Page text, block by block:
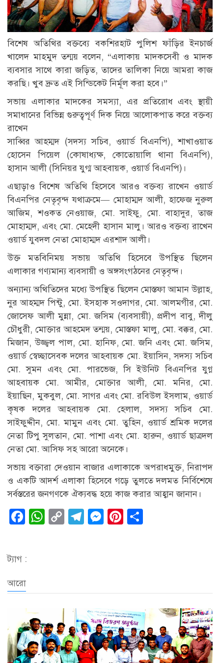
বিশেষ অতিথির বক্তব্যে বকশিরহাট পুলিশ ফাঁড়ির ইনচার্জ
খালেদ মাহমুদ তন্ময় বলেন, “এলাকায় মাদকসেবী ও মাদক
ব্যবসার সাথে কারা জড়িত, তাদের তালিকা নিয়ে আমরা কাজ
করছি। খুব দ্রুত এই সিন্ডিকেট নির্মূল করা হবে।”
সভায় এলাকার মাদকের সমস্যা, এর প্রতিরোধ এবং স্থায়ী
সমাধানের বিভিন্ন গুরুত্বপূর্ণ দিক নিয়ে আলোকপাত করে বক্তব্য
রাখেন
সাব্বির আহম্মদ (সদস্য সচিব, ওয়ার্ড বিএনপি), শাখাওয়াত
হোসেন পিয়েল (কোষাধ্যক্ষ, কোতোয়ালি থানা বিএনপি),
হাসান আলী (সিনিয়র যুগ্ম আহবায়ক, ওয়ার্ড বিএনপি)।
এছাড়াও বিশেষ অতিথি হিসেবে আরও বক্তব্য রাখেন ওয়ার্ড
বিএনপির নেতৃবৃন্দ যথাক্রমে— মোহাম্মদ আলী, হাফেজ নুরুল
আজিম, শওকত নেওয়াজ, মো. সাইফু, মো. বাহাদুর, তাজ
মোহাম্মদ, এবং মো. মেহেদী হাসান মালু। আরও বক্তব্য রাখেন
ওয়ার্ড যুবদল নেতা মোহাম্মদ এরশাদ আলী।
উক্ত মতবিনিময় সভায় অতিথি হিসেবে উপস্থিত ছিলেন
এলাকার গণ্যমান্য ব্যবসায়ী ও অঙ্গসংগঠনের নেতৃবৃন্দ।
অন্যান্য অথিতিদের মধ্যে উপস্থিত ছিলেন মোস্তফা আমান উল্লাহ,
নুর আহম্মদ পিন্টু, মো. ইসহাক সওদাগর, মো. আলমগীর, মো.
জোসেফ আলী মুন্না, মো. জসিম (ব্যবসায়ী), প্রদীপ বাবু, দীলু
চৌধুরী, মোক্তার আহমেদ তন্ময়, মোস্তফা মালু, মো. বক্কর, মো.
মিজান, উজ্জ্বল পাল, মো. হানিফ, মো. জনি এবং মো. জসিম,
ওয়ার্ড স্বেচ্ছাসেবক দলের আহবায়ক মো. ইয়াসিন, সদস্য সচিব
মো. সুমন এবং মো. পারভেজ, সি ইউনিট বিএনপির যুগ্ন
আহবায়ক মো. আমীর, মোক্তার আলী, মো. মনির, মো.
ইয়াছিন, মুকবুল, মো. সাগর এবং মো. রবিউল ইসলাম, ওয়ার্ড
কৃষক দলের আহবায়ক মো. হেলাল, সদস্য সচিব মো.
সাইফুদ্দীন, মো. মামুন এবং মো. তুহিন, ওয়ার্ড শ্রমিক দলের
নেতা টিপু সুলতান, মো. পাশা এবং মো. হারুন, ওয়ার্ড ছাত্রদল
নেতা মো. আসিফ সহ আরো অনেকে।
সভায় বক্তারা দেওয়ান বাজার এলাকাকে অপরাধমুক্ত, নিরাপদ
ও একটি আদর্শ এলাকা হিসেবে গড়ে তুলতে দলমত নির্বিশেষে
সর্বস্তরের জনগণকে ঐক্যবদ্ধ হয়ে কাজ করার আহ্বান জানান।
Facebook
WhatsApp
CopyTelegram
Messenger
Pinterest
ট্যাগ :
আরো